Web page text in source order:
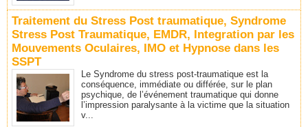
Traitement du Stress Post traumatique, Syndrome
Stress Post Traumatique, EMDR, Integration par les
Mouvements Oculaires, IMO et Hypnose dans les
SSPT
Le Syndrome du stress post-traumatique est la
conséquence, immédiate ou différée, sur le plan
psychique, de l’événement traumatique qui donne
l’impression paralysante à la victime que la situation
v...